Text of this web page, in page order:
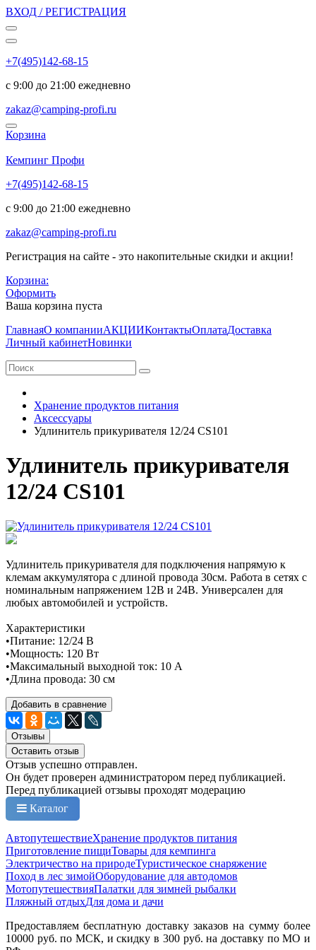
ВХОД / РЕГИСТРАЦИЯ
+7(495)142-68-15
с 9:00 до 21:00 ежедневно
zakaz@camping-profi.ru
Корзина
Кемпинг Профи
+7(495)142-68-15
с 9:00 до 21:00 ежедневно
zakaz@camping-profi.ru
Регистрация на сайте - это накопительные скидки и акции!
Корзина:
Оформить
Ваша корзина пуста
ГлавнаяО компанииАКЦИИКонтактыОплатаДоставка
Личный кабинетНовинки
Хранение продуктов питания
Аксессуары
Удлинитель прикуривателя 12/24 CS101
Удлинитель прикуривателя
12/24 CS101
Удлинитель прикуривателя для подключения напрямую к
клемам аккумулятора с длиной провода 30см. Работа в сетях с
номинальным напряжением 12В и 24В. Универсален для
любых автомобилей и устройств.
Характеристики
•Питание: 12/24 В
•Мощность: 120 Вт
•Максимальный выходной ток: 10 А
•Длина провода: 30 см
Добавить в сравнение
Отзывы
Оставить отзыв
Отзыв успешно отправлен.
Он будет проверен администратором перед публикацией.
Перед публикацией отзывы проходят модерацию
Каталог
АвтопутешествиеХранение продуктов питания
Приготовление пищиТовары для кемпинга
Электричество на природеТуристическое снаряжение
Поход в лес зимойОборудование для автодомов
МотопутешествияПалатки для зимней рыбалки
Пляжный отдыхДля дома и дачи
Предоставляем бесплатную доставку заказов на сумму более
10000 руб. по МСК, и скидку в 300 руб. на доставку по МО и